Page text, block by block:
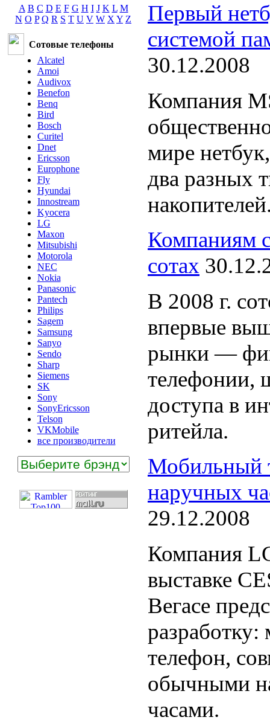
A B C D E F G H I J K L M
N O P Q R S T U V W X Y Z
Сотовые телефоны
Alcatel
Amoi
Audivox
Benefon
Benq
Bird
Bosch
Curitel
Dnet
Ericsson
Europhone
Fly
Hyundai
Innostream
Kyocera
LG
Maxon
Mitsubishi
Motorola
NEC
Nokia
Panasonic
Pantech
Philips
Sagem
Samsung
Sanyo
Sendo
Sharp
Siemens
SK
Sony
SonyEricsson
Telson
VKMobile
все производители
Первый
системой
30.12.2008
Компания
мире
два разных
Компаниям
сотах
В 2008 г.
впервые
рынки —
телефонии,
доступа в
ритейла.
Мобильный
наручных
29.12.2008
Компания
выставке
Вегасе
телефон,
обычными
часами.